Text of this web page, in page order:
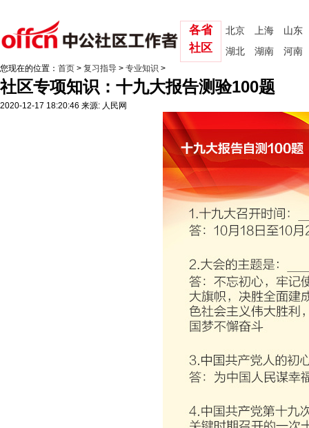
北京 上海
山东
湖北
湖南 河南
各省
社区
您现在的位置： 首页 > 复习指导 > 专业知识 >
社区专项知识：十九大报告测验100题
2020-12-17 18:20:46 来源: 人民网